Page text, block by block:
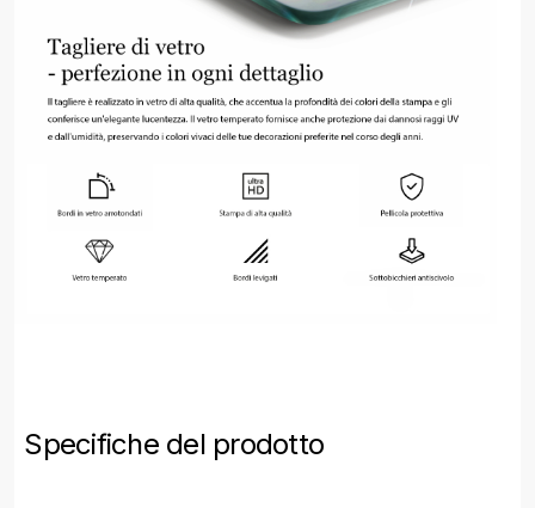
Specifiche del prodotto